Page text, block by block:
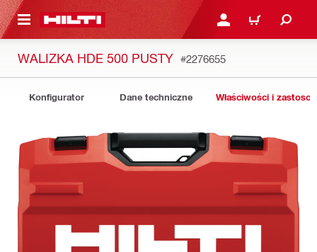
GŁÓWNEJ ZALOGUJ SIĘ LUB
KOSZYK
WALIZKA HDE 500 PUSTY #2276655
Konfigurator Dane techniczne Właściwości i